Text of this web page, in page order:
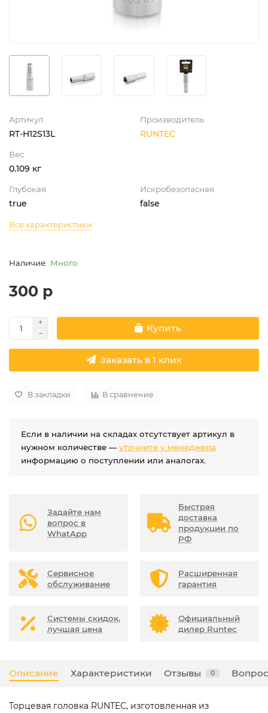
Артикул
RT-H12S13L
Производитель
RUNTEC
Вес
0.109 кг
Глубокая
true
Искробезопасная
false
Все характеристики
Много
300 р
Купить
Заказать в 1 клик
В закладки В сравнение
Если в наличии на складах отсутствует артикул в
нужном количестве —уточните у менеджера
информацию о поступлении или аналогах.
Задайте нам
вопрос в
WhatApp
Быстрая
доставка
продукции по
РФ
Сервисное
обслуживание
Расширенная
гарантия
Системы скидок,
лучшая цена
Официальный
дилер Runtec
Описание Характеристики Отзывы 0
Торцевая головка RUNTEC, изготовленная из